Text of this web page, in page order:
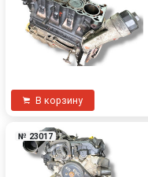
В корзину
№ 23017